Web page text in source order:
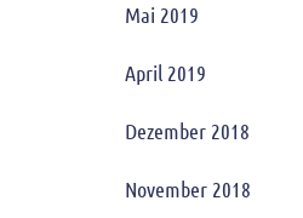
Mai 2019
April 2019
Dezember 2018
November 2018